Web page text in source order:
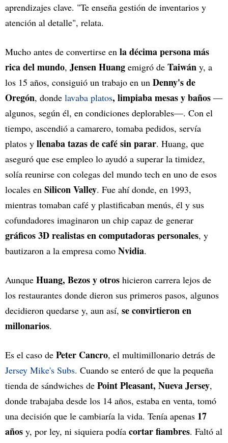
aprendizajes clave. "Te enseña gestión de inventarios y
atención al detalle", relata.
Mucho antes de convertirse en la décima persona más
rica del mundo, Jensen Huang emigró de Taiwán y, a
los 15 años, consiguió un trabajo en un Denny's de
Oregón, donde lavaba platos, limpiaba mesas y baños —
algunos, según él, en condiciones deplorables—. Con el
tiempo, ascendió a camarero, tomaba pedidos, servía
platos y llenaba tazas de café sin parar. Huang, que
aseguró que ese empleo lo ayudó a superar la timidez,
solía reunirse con colegas del mundo tech en uno de esos
locales en Silicon Valley. Fue ahí donde, en 1993,
mientras tomaban café y plastificaban menús, él y sus
cofundadores imaginaron un chip capaz de generar
gráficos 3D realistas en computadoras personales, y
bautizaron a la empresa como Nvidia.
Aunque Huang, Bezos y otros hicieron carrera lejos de
los restaurantes donde dieron sus primeros pasos, algunos
decidieron quedarse y, aun así, se convirtieron en
millonarios.
Es el caso de Peter Cancro, el multimillonario detrás de
Jersey Mike's Subs. Cuando se enteró de que la pequeña
tienda de sándwiches de Point Pleasant, Nueva Jersey,
donde trabajaba desde los 14 años, estaba en venta, tomó
una decisión que le cambiaría la vida. Tenía apenas 17
años y, por ley, ni siquiera podía cortar fiambres. Faltó al